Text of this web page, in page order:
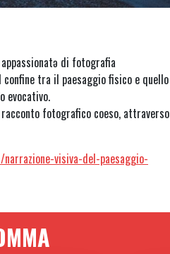
di fotografia
tra il paesaggio fisico e quello
evocativo.
fotografico coeso, attraverso
visiva-del-paesaggio-